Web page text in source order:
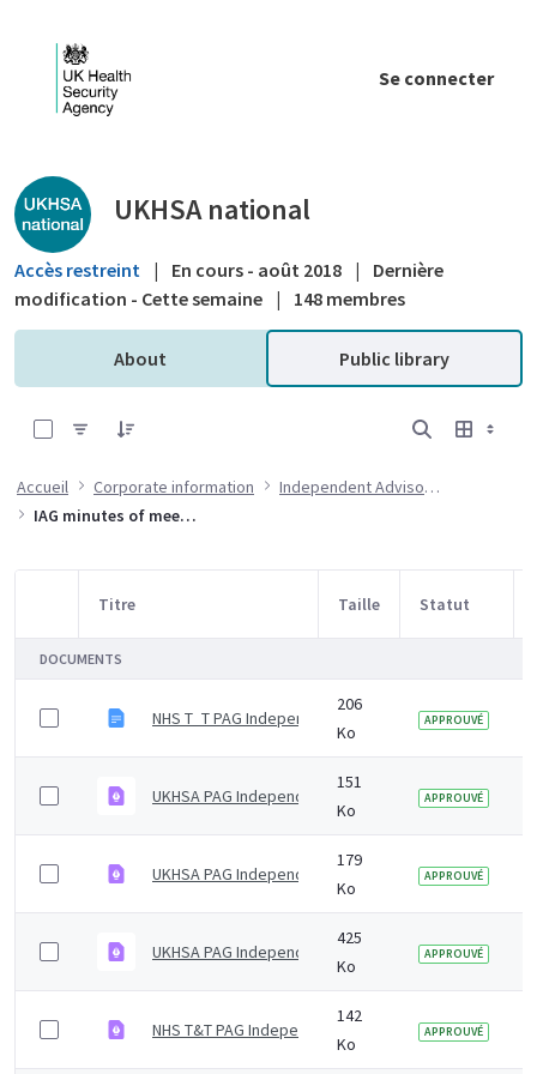
Se connecter
Public library - UKHSA national
UKHSA national
Accès restreint | En cours - août 2018 |
Dernière
modification - Cette semaine | 148 membres
About Public library
Accueil Corporate information
Independent Advisory Group
IAG minutes of meetings
Sélection d'article
Titre Taille Statut
DOCUMENTS
NHS T_T PAG Independent Advisory Group Summary
206
Ko
APPROUVÉ
UKHSA PAG Independent Advisory Group Summary
151
Ko
APPROUVÉ
UKHSA PAG Independent Advisory Group Summary
179
Ko
APPROUVÉ
UKHSA PAG Independent Advisory Group Summary
425
Ko
APPROUVÉ
NHS T&T PAG Independent Advisory Group
142
Ko
APPROUVÉ